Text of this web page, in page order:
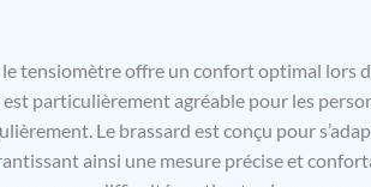
tensiomètre offre un confort optimal lors
particulièrement agréable pour les
Le brassard est conçu pour
ainsi une mesure précise et